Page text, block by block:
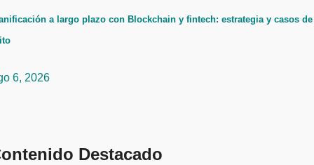
a largo plazo con Blockchain y fintech: estrategia y casos de
6, 2026
Destacado